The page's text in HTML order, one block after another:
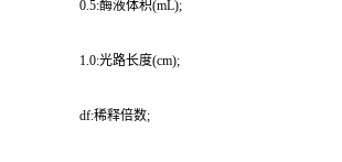
0.5:酶液体积(mL);
1.0:光路长度(cm);
df:稀释倍数;